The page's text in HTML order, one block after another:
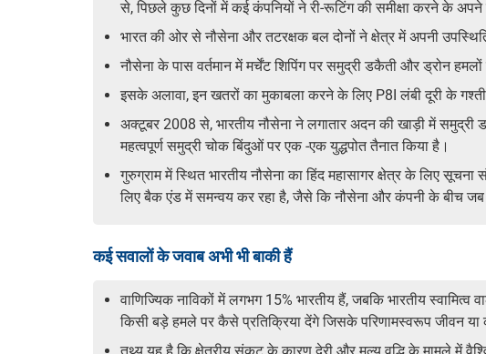
से, पिछले कुछ दिनों में कई कंपनियों ने री-रूटिंग की समीक्षा करने के
भारत की ओर से नौसेना और तटरक्षक बल दोनों ने क्षेत्र में अपनी
नौसेना के पास वर्तमान में मर्चेंट शिपिंग पर समुद्री डकैती और ड्रोन
इसके अलावा, इन खतरों का मुकाबला करने के लिए P8I लंबी दूरी के गश्ती
अक्टूबर 2008 से, भारतीय नौसेना ने लगातार अदन की खाड़ी में
महत्वपूर्ण समुद्री चोक बिंदुओं पर एक -एक युद्धपोत तैनात किया है।
गुरुग्राम में स्थित भारतीय नौसेना का हिंद महासागर क्षेत्र के लिए
लिए बैक एंड में समन्वय कर रहा है, जैसे कि नौसेना और कंपनी के बीच जब
कई सवालों के जवाब अभी भी बाकी हैं
वाणिज्यिक नाविकों में लगभग 15% भारतीय हैं, जबकि भारतीय
किसी बड़े हमले पर कैसे प्रतिक्रिया देंगे जिसके परिणामस्वरूप जीवन या